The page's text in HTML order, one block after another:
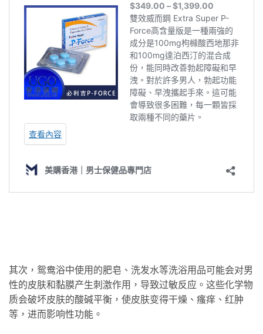
其次，鸳鸯浴中使用的肥皂、洗发水等洗浴用品可能会对男
性的皮肤和黏膜产生刺激作用，导致过敏反应。这些化学物
质会破坏皮肤的酸碱平衡，使皮肤变得干燥、瘙痒、红肿
等，进而影响性功能。